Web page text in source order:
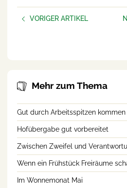
VORIGER ARTIKEL
Mehr zum Thema
Gut durch Arbeitsspitzen kommen
Hofübergabe gut vorbereitet
Zwischen Zweifel und
Wenn ein Frühstück Freiräume
Im Wonnemonat Mai